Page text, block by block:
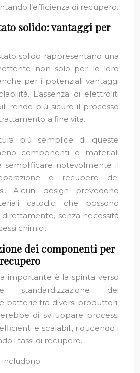
l’efficienza di recupero.
solido: vantaggi per
solido rappresentano una
non solo per le loro
per i potenziali vantaggi
L’assenza di elettroliti
rende più sicuro il processo
a fine vita.
più semplice di queste
componenti e materiali
semplificare notevolmente il
e recupero dei
Alcuni design prevedono
catodici che possono
senza necessità
chimici.
dei componenti per
importante è la spinta verso
standardizzazione dei
batterie tra diversi produttori.
di sviluppare processi
e scalabili, riducendo i
i tassi di recupero.